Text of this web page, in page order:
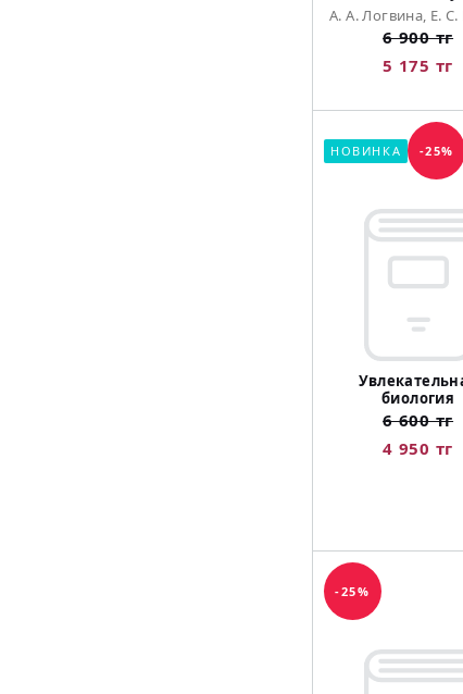
А. А. Логвина, Е.
6 900 тг
5 175 тг
НОВИНКА -25%
биология
6 600 тг
4 950 тг
-25%